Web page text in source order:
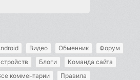
Видео Обменник
Форум
Блоги
Команда сайта
комментарии Правила